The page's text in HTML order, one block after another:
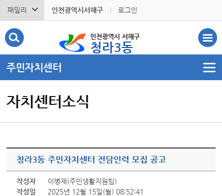
패밀리 인천광역시서해구 로그인
인천광역시 서해구
청라3동
주민자치센터
자치센터소식
청라3동 주민자치센터 전담인력 모집 공고
작성자
이병재(주민생활지원팀)
작성일
2025년 12월 15일(월) 08:52:41